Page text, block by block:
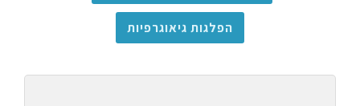
הפלגות גיאוגרפיות